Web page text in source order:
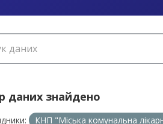
даних знайдено
КНП "Міська комунальна